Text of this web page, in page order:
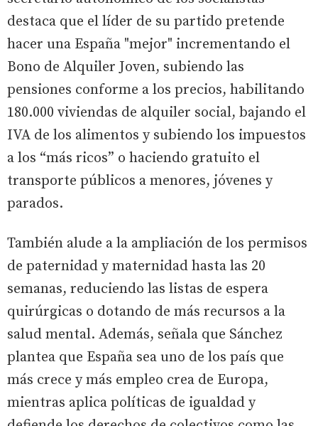
destaca que el líder de su partido pretende
hacer una España "mejor" incrementando el
Bono de Alquiler Joven, subiendo las
pensiones conforme a los precios, habilitando
180.000 viviendas de alquiler social, bajando el
IVA de los alimentos y subiendo los impuestos
a los “más ricos” o haciendo gratuito el
transporte públicos a menores, jóvenes y
parados.
También alude a la ampliación de los permisos
de paternidad y maternidad hasta las 20
semanas, reduciendo las listas de espera
quirúrgicas o dotando de más recursos a la
salud mental. Además, señala que Sánchez
plantea que España sea uno de los país que
más crece y más empleo crea de Europa,
mientras aplica políticas de igualdad y